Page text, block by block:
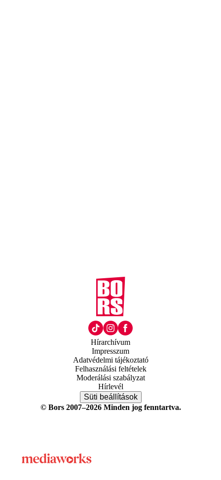
Hírarchívum
Impresszum
Adatvédelmi tájékoztató
Felhasználási feltételek
Moderálási szabályzat
Hírlevél
Süti beállítások
© Bors 2007–2026 Minden jog fenntartva.